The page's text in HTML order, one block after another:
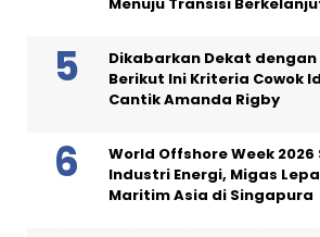
Dikabarkan Dekat dengan
Berikut Ini Kriteria Cowok
Cantik Amanda Rigby
World Offshore Week
Industri Energi, Migas
Maritim Asia di Singapura